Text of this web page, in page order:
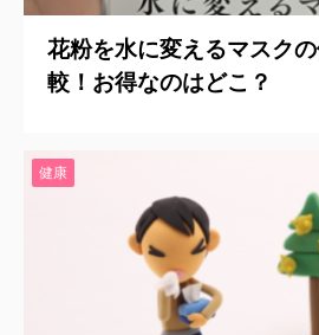
花粉を水に変えるマスク
較！お得なのはどこ？
健康